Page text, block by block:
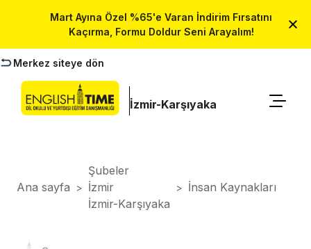
Mart Ayına Özel %65'e Varan İndirim Fırsatını
Kaçırma, Formu Doldur Seni Arayalım!
Merkez siteye dön
İzmir-Karşıyaka
Ana sayfa >
Şubeler
İzmir
İzmir-Karşıyaka
> İnsan Kaynakları